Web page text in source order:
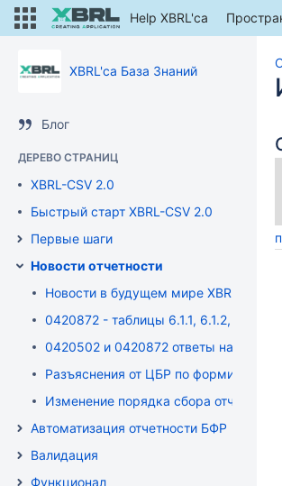
Help XBRL'ca
XBRL'ca База Знаний
Блог
ДЕРЕВО СТРАНИЦ
XBRL-CSV 2.0
Быстрый старт XBRL-CSV 2.0
Первые шаги
Новости отчетности
Новости в будущем мире XBRL
0420872 - таблицы 6.1.1, 6.1.2, 6.2.1,
0420502 и 0420872 ответы на
Разъяснения от ЦБР по
Изменение порядка сбора
Автоматизация отчетности БФР
Валидация
Функционал